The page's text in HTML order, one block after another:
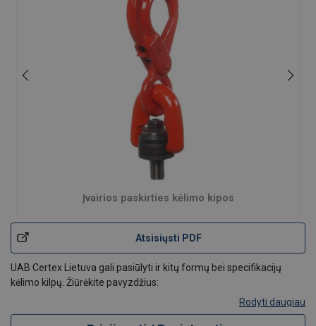
Įvairios paskirties kėlimo kipos
Atsisiųsti PDF
UAB Certex Lietuva gali pasiūlyti ir kitų formų bei specifikacijų
kėlimo kilpų. Žiūrėkite pavyzdžius:
Rodyti daugiau